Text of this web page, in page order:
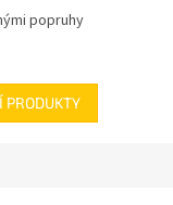
popruhy
PRODUKTY